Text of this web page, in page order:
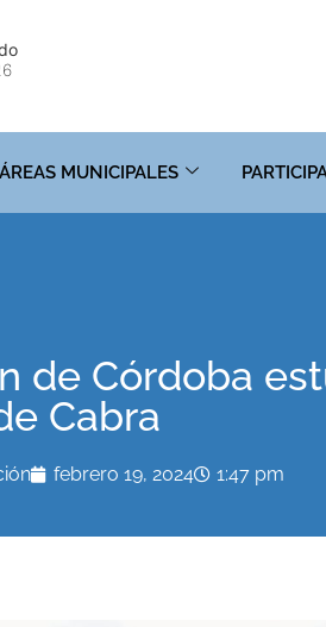
ÁREAS MUNICIPALES
de Córdoba
Cabra
febrero 19, 2024 1:47 pm